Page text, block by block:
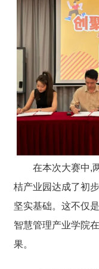
在本次大赛中,
桔产业园达成了初
坚实基础。这不仅
智慧管理产业学院
果。